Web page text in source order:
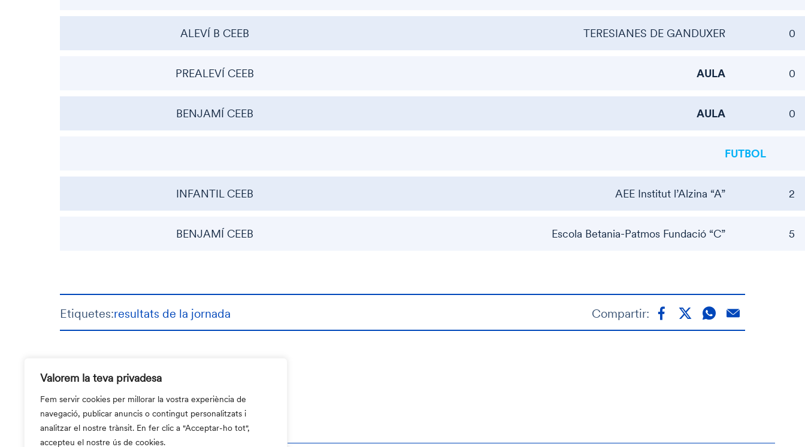
Valorem la teva privadesa
Fem servir cookies per millorar la vostra experiència de
navegació, publicar anuncis o contingut personalitzats i
analitzar el nostre trànsit. En fer clic a "Acceptar-ho tot",
accepteu el nostre ús de cookies.
ALEVÍ B CEEB TERESIANES DE GANDUXER 0
PREALEVÍ CEEB AULA 0
BENJAMÍ CEEB AULA 0
FUTBOL
INFANTIL CEEB AEE Institut l’Alzina “A” 2
BENJAMÍ CEEB Escola Betania-Patmos Fundació “C” 5
Etiquetes:resultats de la jornada Compartir: